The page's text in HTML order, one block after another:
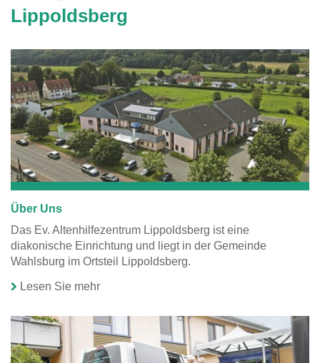
ist eine
diakonische
Einrichtung und
liegt in der
Gemeinde
Wahlsburg im
Ortsteil
Lippoldsberg.
Lippoldsberg
Über Uns
Das Ev. Altenhilfezentrum Lippoldsberg ist eine
diakonische Einrichtung und liegt in der Gemeinde
Wahlsburg im Ortsteil Lippoldsberg.
Lesen Sie mehr